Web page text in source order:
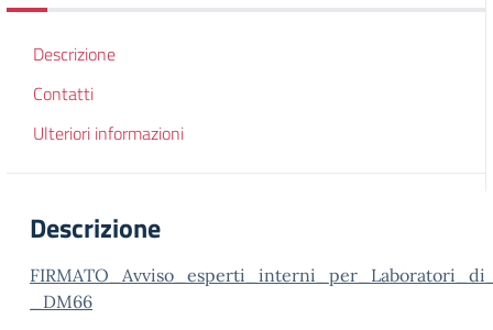
Descrizione
Contatti
Ulteriori informazioni
Descrizione
_DM66